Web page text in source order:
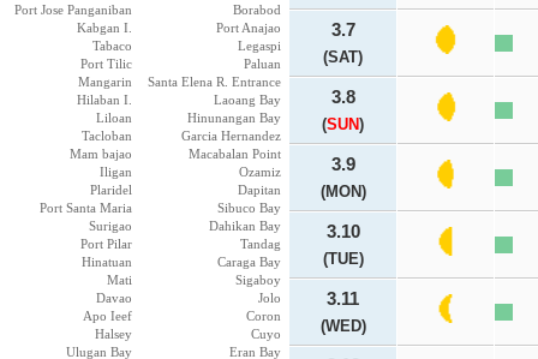
Port Jose Panganiban
Borabod
Kabgan I.
Port Anajao
Tabaco
Legaspi
Port Tilic
Paluan
Mangarin
Santa Elena R. Entrance
Hilaban I.
Laoang Bay
Liloan
Hinunangan Bay
Tacloban
Garcia Hernandez
Mam bajao
Macabalan Point
Iligan
Ozamiz
Plaridel
Dapitan
Port Santa Maria
Sibuco Bay
Surigao
Dahikan Bay
Port Pilar
Tandag
Hinatuan
Caraga Bay
Mati
Sigaboy
Davao
Jolo
Apo Ieef
Coron
Halsey
Cuyo
Ulugan Bay
Eran Bay
3.7
(SAT)
3.8
(SUN)
3.9
(MON)
3.10
(TUE)
3.11
(WED)